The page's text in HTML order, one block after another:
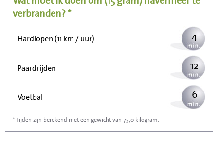
verbranden? *
Wandelen (5 km/uur) 10
Hardlopen (11 km / uur) 4
Paardrijden 12
Voetbal 6
Stofzuigen
* Tijden zijn berekend met een gewicht van 75,0 kilogram.